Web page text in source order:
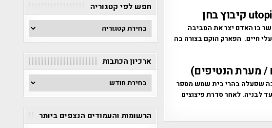
בו האדם יצר את הסביבה
חיים. הפארק הוקם בצורה בה
מערת הנטיפים)
ביצעו פועלי מחצבה שפעלה בהרי בית שמש מספר
לבניה. לאחר סדרת פיצוצים
חפש לפי קטגוריה
חפש
לפי
קטגוריה
ארכיון הכתבות
ארכיון
הכתבות
הרשומות והעמודים הנצפים ביותר